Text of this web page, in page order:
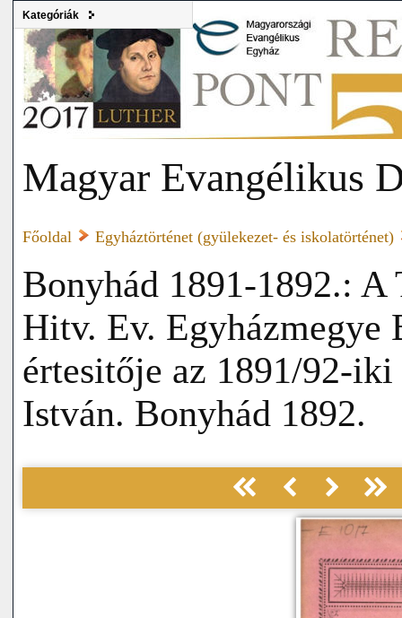
Kategóriák
Magyar Evangélikus
Főoldal Egyháztörténet (gyülekezet- és iskolatörténet)
Bonyhád 1891-1892.:
Hitv. Ev. Egyházmegye
értesitője az 1891/92-
István. Bonyhád 1892.